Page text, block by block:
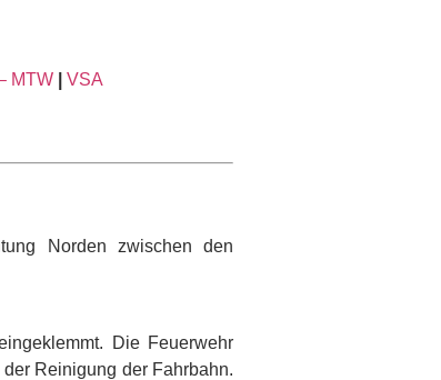
MTW VSA
Norden zwischen den
Die Feuerwehr
Reinigung der Fahrbahn.